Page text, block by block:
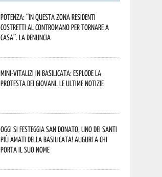
Potenza: “In questa zona residenti
costretti al contromano per tornare a
casa”. La denuncia
Mini-vitalizi in Basilicata: esplode la
protesta dei giovani. Le ultime notizie
Oggi si festeggia San Donato, uno dei Santi
più amati della Basilicata! Auguri a chi
porta il suo nome